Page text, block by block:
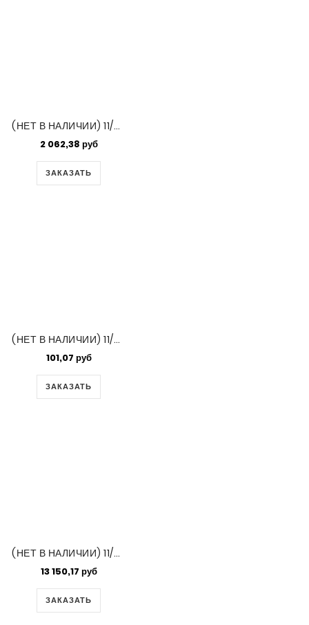
(НЕТ В НАЛИЧИИ) 11/0 Japanese Seedbeads 250gm Transparent Olive Green Ab (288)
2 062,38 руб
ЗАКАЗАТЬ
(НЕТ В НАЛИЧИИ) 11/0 Japanese Seedbeads 250gm Crystal Ab (250)
101,07 руб
ЗАКАЗАТЬ
(НЕТ В НАЛИЧИИ) 11/0 Miyuki Matte Nickel Plated (like Db 321)100gm (190F)
13 150,17 руб
ЗАКАЗАТЬ